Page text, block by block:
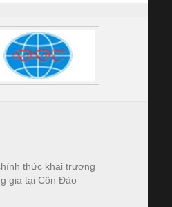
thức khai trương
gia tại Côn Đảo